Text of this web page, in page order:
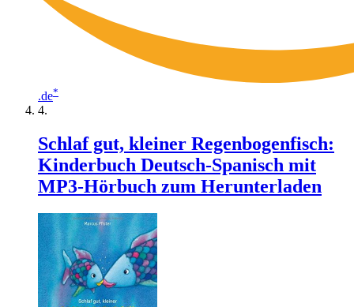
.de*
Schlaf gut, kleiner Regenbogenfisch:
Kinderbuch Deutsch-Spanisch mit
MP3-Hörbuch zum Herunterladen